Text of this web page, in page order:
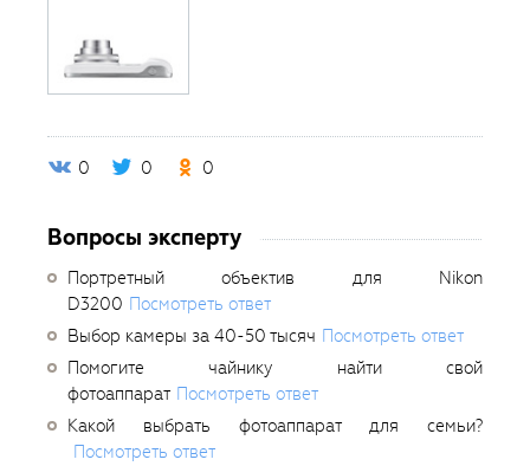
0 0 0
Вопросы эксперту
Портретный объектив для Nikon
D3200 Посмотреть ответ
Выбор камеры за 40-50 тысяч Посмотреть ответ
Помогите чайнику найти свой
фотоаппарат Посмотреть ответ
Какой выбрать фотоаппарат для семьи?
Посмотреть ответ